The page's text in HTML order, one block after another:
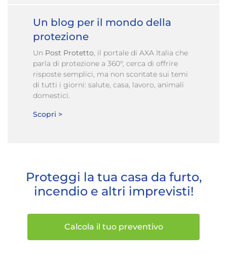
Un blog per il mondo della
protezione
Un Post Protetto, il portale di AXA Italia che
parla di protezione a 360°, cerca di offrire
risposte semplici, ma non scontate sui temi
di tutti i giorni: salute, casa, lavoro, animali
domestici.
Scopri >
Proteggi la tua casa da furto,
incendio e altri imprevisti!
Calcola il tuo preventivo